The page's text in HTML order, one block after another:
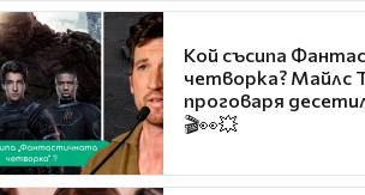
Кой съсипа
четворка? Майлс
проговаря
🎬👀💥